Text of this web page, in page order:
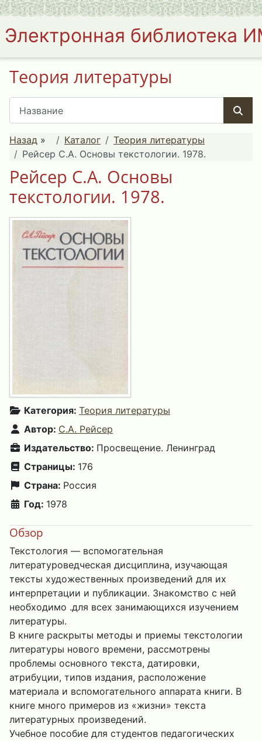
Электронная библиотека
Теория литературы
Назад » Каталог
Теория литературы
Рейсер С.А. Основы текстологии. 1978.
Рейсер С.А. Основы
текстологии. 1978.
Категория: Теория литературы
Автор: С.А. Рейсер
Издательство: Просвещение. Ленинград
Страницы: 176
Страна: Россия
Год: 1978
Обзор
Текстология — вспомогательная
литературоведческая дисциплина, изучающая
тексты художественных произведений для их
интерпретации и публикации. Знакомство с ней
необходимо .для всех занимающихся изучением
литературы.
В книге раскрыты методы и приемы текстологии
литературы нового времени, рассмотрены
проблемы основного текста, датировки,
атрибуции, типов издания, расположение
материала и вспомогательного аппарата книги. В
книге много примеров из «жизни» текста
литературных произведений.
Учебное пособие для студентов педагогических